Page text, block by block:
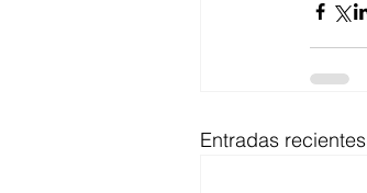
Entradas recientes